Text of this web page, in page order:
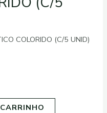
COLORIDO (C/5 UNID)